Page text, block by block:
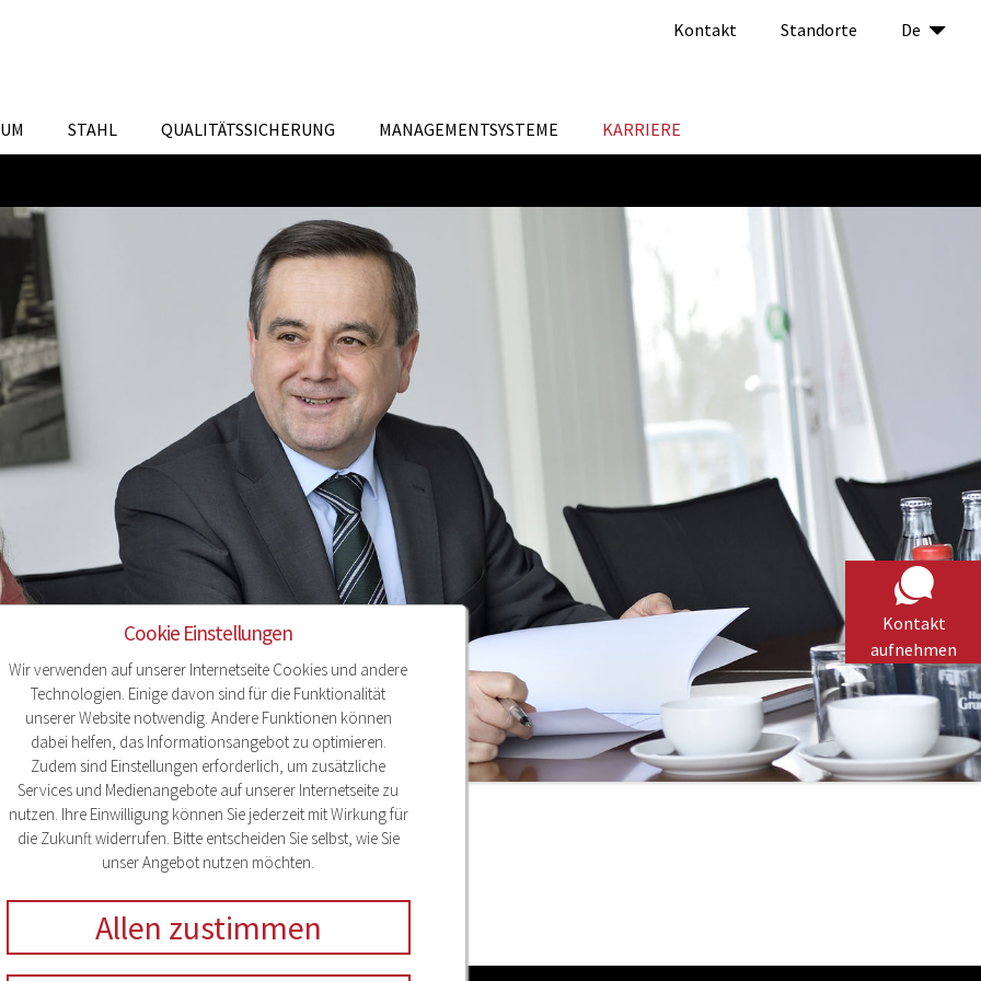
Cookie Einstellungen
Wir verwenden auf unserer Internetseite Cookies und andere
Technologien. Einige davon sind für die Funktionalität
unserer Website notwendig. Andere Funktionen können
dabei helfen, das Informationsangebot zu optimieren.
Zudem sind Einstellungen erforderlich, um zusätzliche
Services und Medienangebote auf unserer Internetseite zu
nutzen. Ihre Einwilligung können Sie jederzeit mit Wirkung für
die Zukunft widerrufen. Bitte entscheiden Sie selbst, wie Sie
unser Angebot nutzen möchten.
Allen zustimmen
STAHL QUALITÄTSSICHERUNG MANAGEMENTSYSTEME KARRIERE
Kontakt Standorte De
Kontakt
aufnehmen